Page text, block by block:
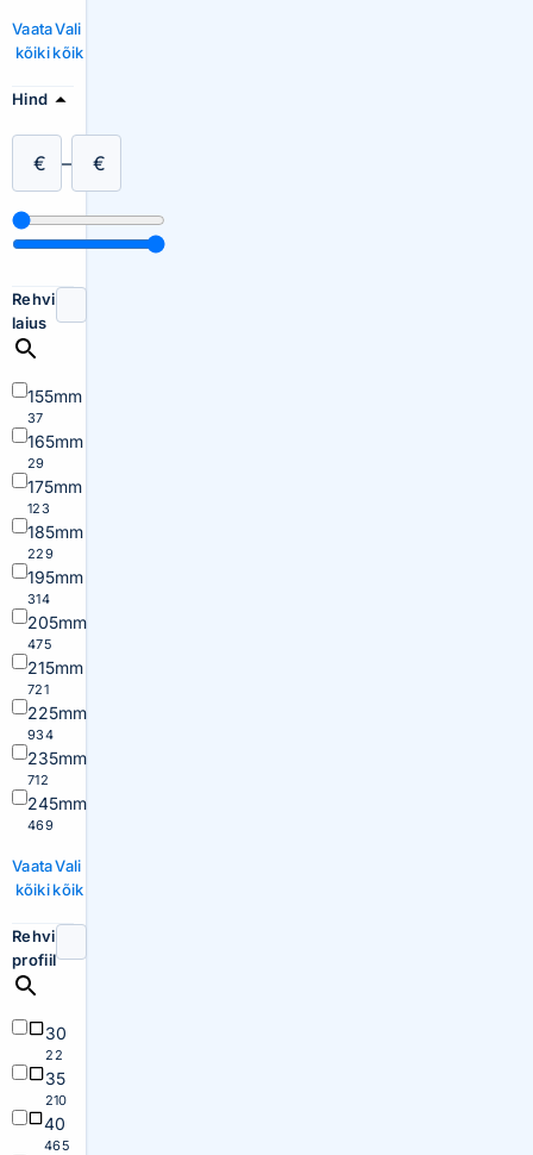
Vaata
kõiki
Vali
kõik
Hind
€ – €
Rehvi
laius
155mm
37
165mm
29
175mm
123
185mm
229
195mm
314
205mm
475
215mm
721
225mm
934
235mm
712
245mm
469
Vaata
kõiki
Vali
kõik
Rehvi
profiil
30
22
35
210
40
465